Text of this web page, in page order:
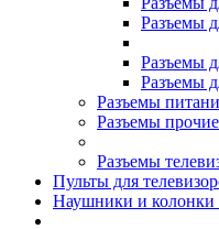
Разъемы
Разъемы
Разъемы
Разъемы
Разъемы прочие
Разъемы
Пульты для
Наушники и колонки